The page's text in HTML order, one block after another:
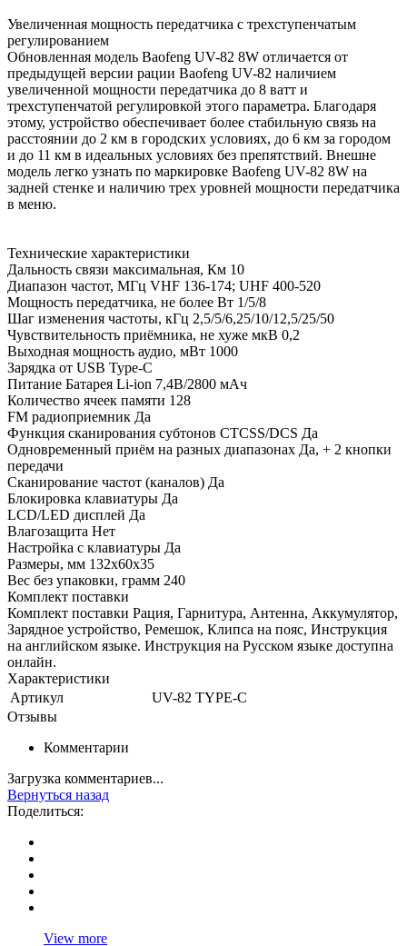
Увеличенная мощность передатчика с трехступенчатым
регулированием
Обновленная модель Baofeng UV-82 8W отличается от
предыдущей версии рации Baofeng UV-82 наличием
увеличенной мощности передатчика до 8 ватт и
трехступенчатой регулировкой этого параметра. Благодаря
этому, устройство обеспечивает более стабильную связь на
расстоянии до 2 км в городских условиях, до 6 км за городом
и до 11 км в идеальных условиях без препятствий. Внешне
модель легко узнать по маркировке Baofeng UV-82 8W на
задней стенке и наличию трех уровней мощности передатчика
в меню.
Технические характеристики
Дальность связи максимальная, Км 10
Диапазон частот, МГц VHF 136-174; UHF 400-520
Мощность передатчика, не более Вт 1/5/8
Шаг изменения частоты, кГц 2,5/5/6,25/10/12,5/25/50
Чувствительность приёмника, не хуже мкВ 0,2
Выходная мощность аудио, мВт 1000
Зарядка от USB Type-C
Питание Батарея Li-ion 7,4В/2800 мАч
Количество ячеек памяти 128
FM радиоприемник Да
Функция сканирования субтонов CTCSS/DCS Да
Одновременный приём на разных диапазонах Да, + 2 кнопки
передачи
Сканирование частот (каналов) Да
Блокировка клавиатуры Да
LCD/LED дисплей Да
Влагозащита Нет
Настройка с клавиатуры Да
Размеры, мм 132х60х35
Вес без упаковки, грамм 240
Комплект поставки
Комплект поставки Рация, Гарнитура, Антенна, Аккумулятор,
Зарядное устройство, Ремешок, Клипса на пояс, Инструкция
на английском языке. Инструкция на Русском языке доступна
онлайн.
Характеристики
Артикул
UV-82 TYPE-C
Отзывы
Комментарии
Загрузка комментариев...
Вернуться назад
Поделиться:
View more